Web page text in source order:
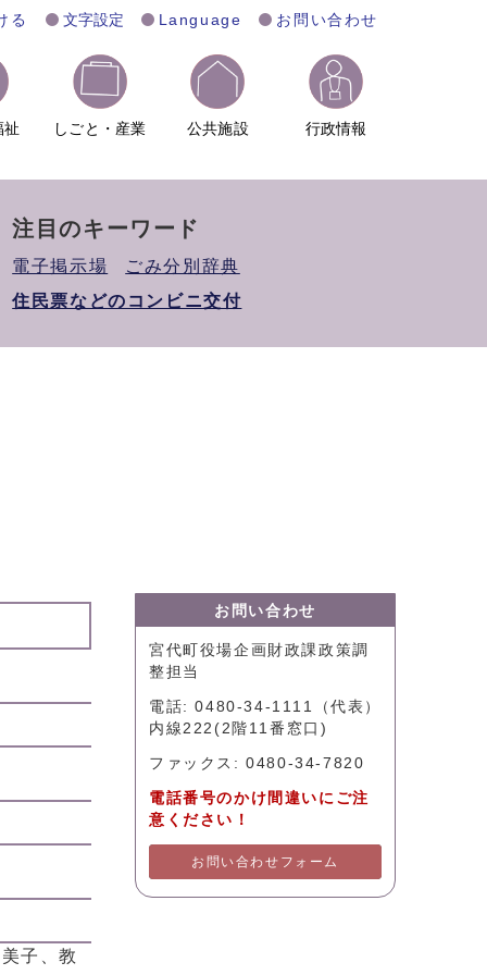
る 文字設定 Language お問い合わせ
祉 しごと・産業 公共施設 行政情報
注目のキーワード
電子掲示場
ごみ分別辞典
住民票などのコンビニ交付
子、教
お問い合わせ
宮代町役場企画財政課政策調
整担当
電話: 0480-34-1111（代表）
内線222(2階11番窓口)
ファックス: 0480-34-7820
電話番号のかけ間違いにご注
意ください！
お問い合わせフォーム